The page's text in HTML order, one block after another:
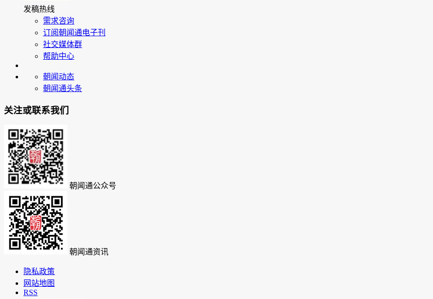
发稿热线
需求咨询
订阅朝闻通电子刊
社交媒体群
帮助中心
朝闻动态
朝闻通头条
关注或联系我们
朝闻通公众号
朝闻通资讯
隐私政策
网站地图
RSS